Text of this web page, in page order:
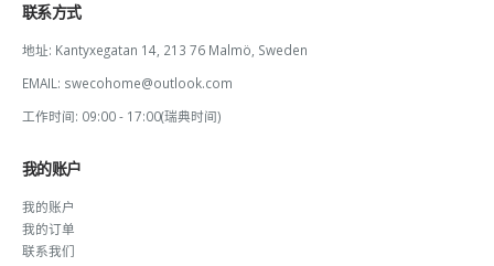
联系方式
地址: Kantyxegatan 14, 213 76 Malmö, Sweden
EMAIL: swecohome@outlook.com
工作时间: 09:00 - 17:00(瑞典时间)
我的账户
我的账户
我的订单
联系我们